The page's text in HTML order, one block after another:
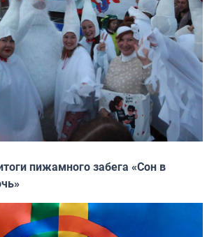
пижамного забега «Сон в